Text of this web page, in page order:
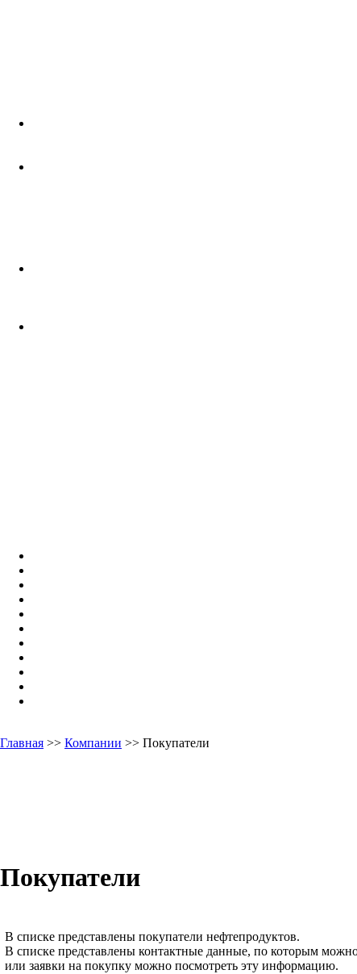
Главная >> Компании >> Покупатели
Покупатели
В списке представлены покупатели нефтепродуктов.
В списке представлены контактные данные, по которым
или заявки на покупку можно посмотреть эту информацию.